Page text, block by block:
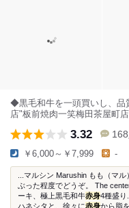
◆黒毛和牛を一頭買いし、品
店"板前焼肉一笑梅田茶屋町
3.32 168
￥6,000～￥7,999 -
...マルシン Marushin もも（マ
ぶった程度でどうぞ。 The
ーキ、極上黒毛和牛赤身4種盛
ハネシタと、徐々に赤身から脂